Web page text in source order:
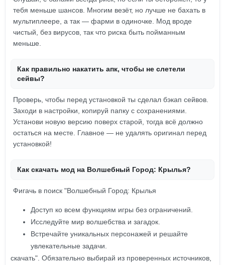
тебя меньше шансов. Многим везёт, но лучше не бахать в
мультиплеере, а так — фарми в одиночке. Мод вроде
чистый, без вирусов, так что риска быть пойманным
меньше.
Как правильно накатить апк, чтобы не слетели
сейвы?
Проверь, чтобы перед установкой ты сделал бэкап сейвов.
Заходи в настройки, копируй папку с сохранениями.
Установи новую версию поверх старой, тогда всё должно
остаться на месте. Главное — не удалять оригинал перед
установкой!
Как скачать мод на Волшебный Город: Крылья?
Фигачь в поиск "Волшебный Город: Крылья
Доступ ко всем функциям игры без ограничений.
Исследуйте мир волшебства и загадок.
Встречайте уникальных персонажей и решайте
увлекательные задачи.
скачать". Обязательно выбирай из проверенных источников,